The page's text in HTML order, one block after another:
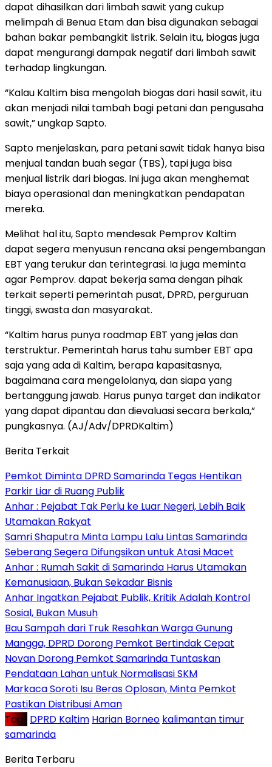
dapat dihasilkan dari limbah sawit yang cukup
melimpah di Benua Etam dan bisa digunakan sebagai
bahan bakar pembangkit listrik. Selain itu, biogas juga
dapat mengurangi dampak negatif dari limbah sawit
terhadap lingkungan.
“Kalau Kaltim bisa mengolah biogas dari hasil sawit, itu
akan menjadi nilai tambah bagi petani dan pengusaha
sawit,” ungkap Sapto.
Sapto menjelaskan, para petani sawit tidak hanya bisa
menjual tandan buah segar (TBS), tapi juga bisa
menjual listrik dari biogas. Ini juga akan menghemat
biaya operasional dan meningkatkan pendapatan
mereka.
Melihat hal itu, Sapto mendesak Pemprov Kaltim
dapat segera menyusun rencana aksi pengembangan
EBT yang terukur dan terintegrasi. Ia juga meminta
agar Pemprov. dapat bekerja sama dengan pihak
terkait seperti pemerintah pusat, DPRD, perguruan
tinggi, swasta dan masyarakat.
“Kaltim harus punya roadmap EBT yang jelas dan
terstruktur. Pemerintah harus tahu sumber EBT apa
saja yang ada di Kaltim, berapa kapasitasnya,
bagaimana cara mengelolanya, dan siapa yang
bertanggung jawab. Harus punya target dan indikator
yang dapat dipantau dan dievaluasi secara berkala,”
pungkasnya. (AJ/Adv/DPRDKaltim)
Berita Terkait
Pemkot Diminta DPRD Samarinda Tegas Hentikan
Parkir Liar di Ruang Publik
Anhar : Pejabat Tak Perlu ke Luar Negeri, Lebih Baik
Utamakan Rakyat
Samri Shaputra Minta Lampu Lalu Lintas Samarinda
Seberang Segera Difungsikan untuk Atasi Macet
Anhar : Rumah Sakit di Samarinda Harus Utamakan
Kemanusiaan, Bukan Sekadar Bisnis
Anhar Ingatkan Pejabat Publik, Kritik Adalah Kontrol
Sosial, Bukan Musuh
Bau Sampah dari Truk Resahkan Warga Gunung
Mangga, DPRD Dorong Pemkot Bertindak Cepat
Novan Dorong Pemkot Samarinda Tuntaskan
Pendataan Lahan untuk Normalisasi SKM
Markaca Soroti Isu Beras Oplosan, Minta Pemkot
Pastikan Distribusi Aman
Tag : DPRD Kaltim Harian Borneo kalimantan timur
samarinda
Berita Terbaru